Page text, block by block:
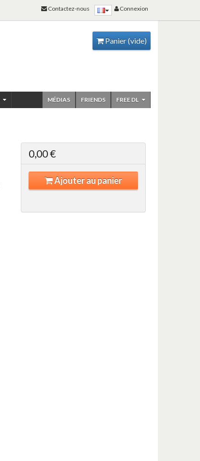
Panier(vide)
FREE DL
FRIENDS
MÉDIAS
0,00 €
Ajouter au panier
Connexion
Contactez-nous